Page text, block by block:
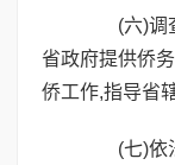
(六)调查
省政府提供侨
侨工作,指导省
(七)依法